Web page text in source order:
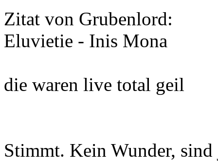
Zitat von Grubenlord:
Eluvietie - Inis Mona
die waren live total geil
Stimmt. Kein Wunder,